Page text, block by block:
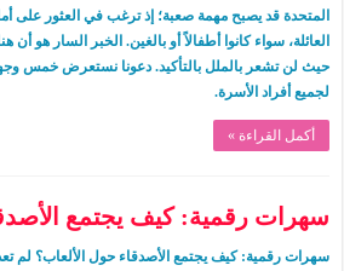
المتحدة قد يصبح مهمة صعبة؛ إذ ترغب في العثور على
العائلة، سواء كانوا أطفالاً أو بالغين. الخبر السار هو
حيث لن تشعر بالملل بالتأكيد. دعونا نستعرض خمس
لجميع أفراد الأسرة.
أكمل القراءة »
سهرات رقمية: كيف يجتمع
سهرات رقمية: كيف يجتمع الأصدقاء حول الألعاب؟ لم